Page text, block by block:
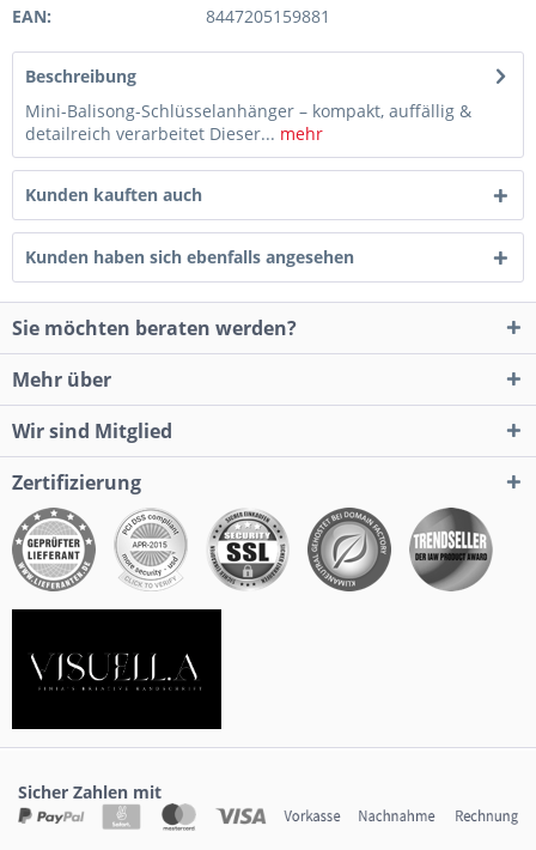
EAN:
8447205159881
Beschreibung
Mini-Balisong-Schlüsselanhänger – kompakt, auffällig &
detailreich verarbeitet Dieser... mehr
Kunden kauften auch
Kunden haben sich ebenfalls angesehen
Sie möchten beraten werden?
Mehr über
Wir sind Mitglied
Zertifizierung
Sicher Zahlen mit